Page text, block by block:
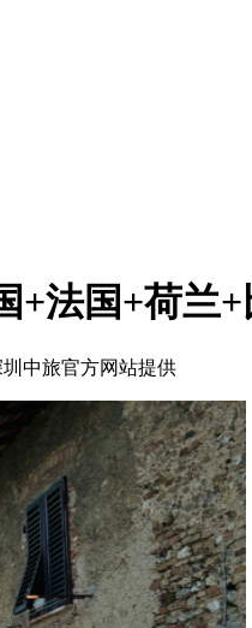
法国+荷兰+
中旅官方网站提供